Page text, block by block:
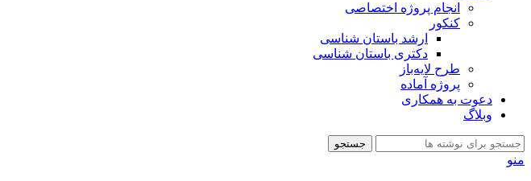
انجام پروژه اختصاصی
کنکور
ارشد باستان شناسی
دکتری باستان شناسی
طرح لایه‌باز
پروژه آماده
دعوت به همکاری
وبلاگ
جستجو
منو